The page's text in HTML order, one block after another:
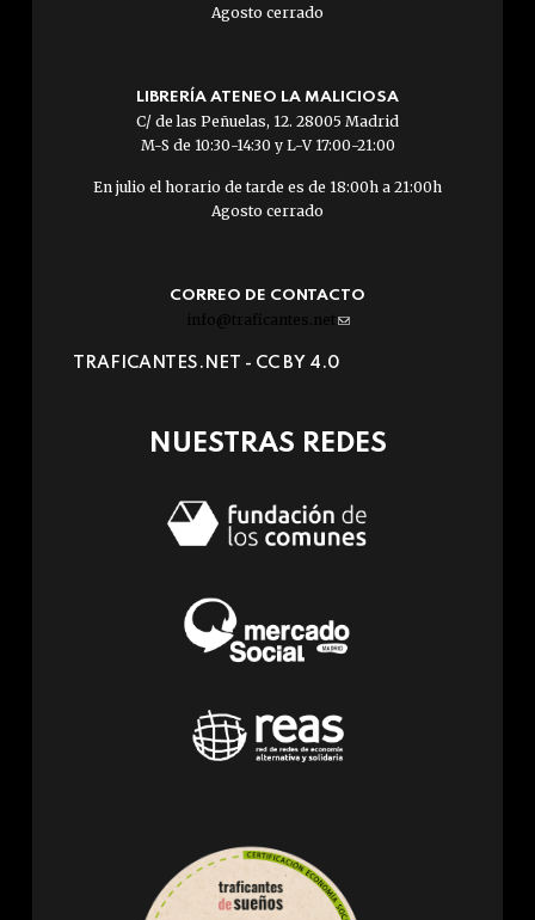
Agosto cerrado
LIBRERÍA ATENEO LA MALICIOSA
C/ de las Peñuelas, 12. 28005 Madrid
M-S de 10:30-14:30 y L-V 17:00-21:00
En julio el horario de tarde es de 18:00h a 21:00h
Agosto cerrado
CORREO DE CONTACTO
info@traficantes.net (link
e-
TRAFICANTES.NET - CC BY 4.0
NUESTRAS REDES